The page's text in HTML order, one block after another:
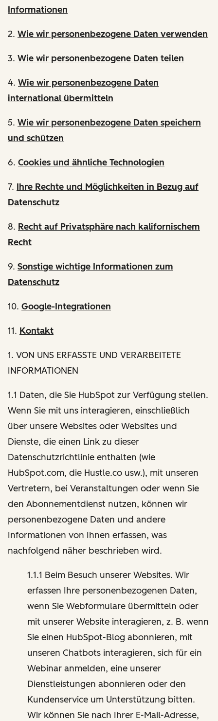
Informationen
2. Wie wir personenbezogene Daten verwenden
3. Wie wir personenbezogene Daten teilen
4. Wie wir personenbezogene Daten
international übermitteln
5. Wie wir personenbezogene Daten speichern
und schützen
6. Cookies und ähnliche Technologien
7. Ihre Rechte und Möglichkeiten in Bezug auf
Datenschutz
8. Recht auf Privatsphäre nach kalifornischem
Recht
9. Sonstige wichtige Informationen zum
Datenschutz
10. Google-Integrationen
11. Kontakt
1. VON UNS ERFASSTE UND VERARBEITETE
INFORMATIONEN
1.1 Daten, die Sie HubSpot zur Verfügung stellen.
Wenn Sie mit uns interagieren, einschließlich
über unsere Websites oder Websites und
Dienste, die einen Link zu dieser
Datenschutzrichtlinie enthalten (wie
HubSpot.com, die Hustle.co usw.), mit unseren
Vertretern, bei Veranstaltungen oder wenn Sie
den Abonnementdienst nutzen, können wir
personenbezogene Daten und andere
Informationen von Ihnen erfassen, was
nachfolgend näher beschrieben wird.
1.1.1 Beim Besuch unserer Websites. Wir
erfassen Ihre personenbezogenen Daten,
wenn Sie Webformulare übermitteln oder
mit unserer Website interagieren, z. B. wenn
Sie einen HubSpot-Blog abonnieren, mit
unseren Chatbots interagieren, sich für ein
Webinar anmelden, eine unserer
Dienstleistungen abonnieren oder den
Kundenservice um Unterstützung bitten.
Wir können Sie nach Ihrer E-Mail-Adresse,